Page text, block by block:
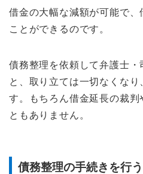
借金の大幅な減額が可能で、
ことができるのです。
債務整理を依頼して弁護士・
と、取り立ては一切なくなり
す。もちろん借金延長の裁判
ともありません。
債務整理の手続きを行